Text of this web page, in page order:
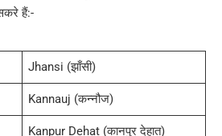
हैं:-
Jhansi (झाँसी)
Kannauj (कन्नौज)
Kanpur Dehat (कानपुर देहात)